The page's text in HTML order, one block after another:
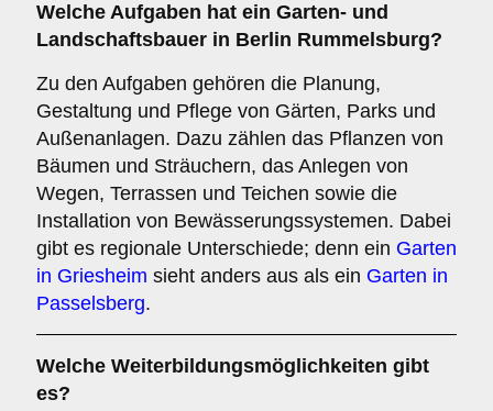
Welche Aufgaben hat ein Garten- und
Landschaftsbauer in Berlin Rummelsburg?
Zu den Aufgaben gehören die Planung,
Gestaltung und Pflege von Gärten, Parks und
Außenanlagen. Dazu zählen das Pflanzen von
Bäumen und Sträuchern, das Anlegen von
Wegen, Terrassen und Teichen sowie die
Installation von Bewässerungssystemen. Dabei
gibt es regionale Unterschiede; denn ein Garten
in Griesheim sieht anders aus als ein Garten in
Passelsberg.
Welche Weiterbildungsmöglichkeiten gibt
es?